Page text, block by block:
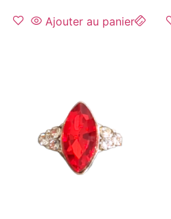
Ajouter au panier